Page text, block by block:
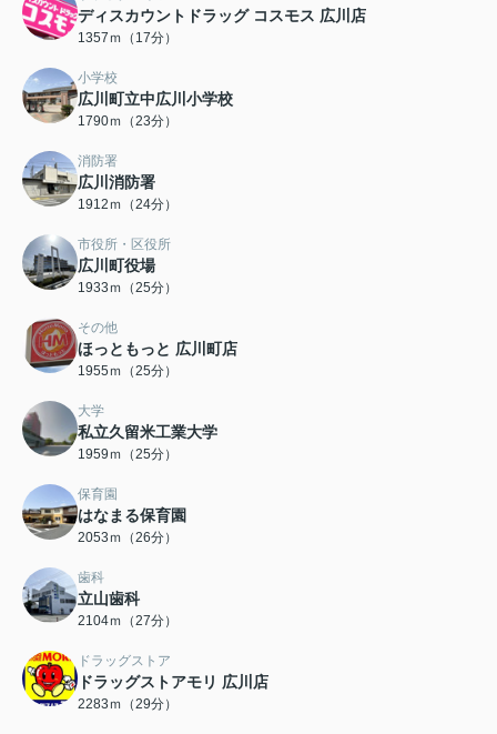
ディスカウントドラッグ コスモス 広川店
1357ｍ（17分）
小学校
広川町立中広川小学校
1790ｍ（23分）
消防署
広川消防署
1912ｍ（24分）
市役所・区役所
広川町役場
1933ｍ（25分）
その他
ほっともっと 広川町店
1955ｍ（25分）
大学
私立久留米工業大学
1959ｍ（25分）
保育園
はなまる保育園
2053ｍ（26分）
歯科
立山歯科
2104ｍ（27分）
ドラッグストア
ドラッグストアモリ 広川店
2283ｍ（29分）